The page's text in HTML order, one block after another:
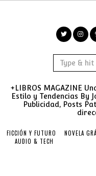
+LIBROS MAGAZINE
Estilo y Tendencias By
Publicidad, Posts
FICCIÓN Y FUTURO NOVELA
AUDIO & TECH